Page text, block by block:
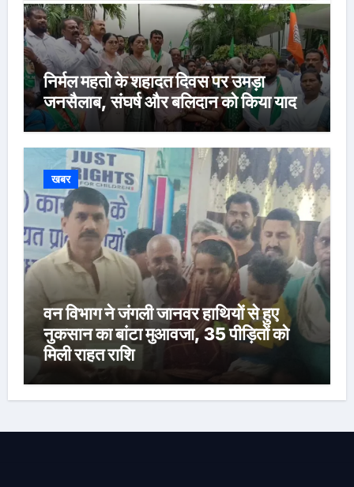
निर्मल महतो के शहादत दिवस पर उमड़ा
जनसैलाब, संघर्ष और बलिदान को किया याद
खबर
वन विभाग ने जंगली जानवर हाथियों से हुए
नुकसान का बांटा मुआवजा, 35 पीड़ितों को
मिली राहत राशि